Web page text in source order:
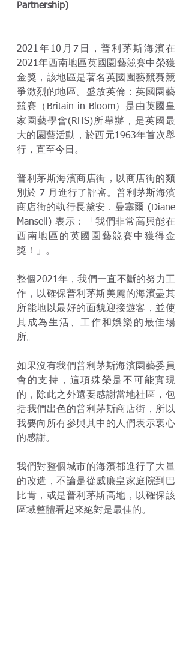
Partnership)
2021年10月7日，普利茅斯海濱在
2021年西南地區英國園藝競賽中榮獲
金獎，該地區是著名英國園藝競賽競
爭激烈的地區。盛放英倫：英國園藝
競賽（Britain in Bloom）是由英國皇
家園藝學會(RHS)所舉辦，是英國最
大的園藝活動，於西元1963年首次舉
行，直至今日。
普利茅斯海濱商店街，以商店街的類
別於 7 月進行了評審。普利茅斯海濱
商店街的執行長黛安．曼塞爾 (Diane
Mansell) 表示：「我們非常高興能在
西南地區的英國園藝競賽中獲得金
獎！」。
整個2021年，我們一直不斷的努力工
作，以確保普利茅斯美麗的海濱盡其
所能地以最好的面貌迎接遊客，並使
其成為生活、工作和娛樂的最佳場
所。
如果沒有我們普利茅斯海濱園藝委員
會的支持，這項殊榮是不可能實現
的，除此之外還要感謝當地社區，包
括我們出色的普利茅斯商店街，所以
我要向所有參與其中的人們表示衷心
的感謝。
我們對整個城市的海濱都進行了大量
的改造，不論是從威廉皇家庭院到巴
比肯，或是普利茅斯高地，以確保該
區域整體看起來絕對是最佳的。